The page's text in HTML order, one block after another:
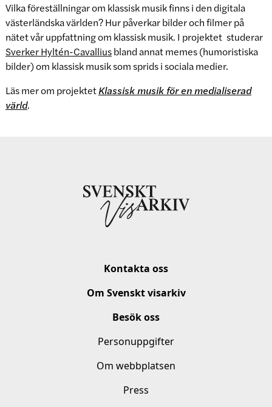
Vilka föreställningar om klassisk musik finns i den digitala
västerländska världen? Hur påverkar bilder och filmer på
nätet vår uppfattning om klassisk musik. I projektet studerar
Sverker Hyltén-Cavalliusbland annat memes (humoristiska
bilder) om klassisk musik som sprids i sociala medier.
Läs mer om projektetKlassisk musik för en medialiserad
värld.
Kontakta oss
Om Svenskt visarkiv
Besök oss
Personuppgifter
Om webbplatsen
Press